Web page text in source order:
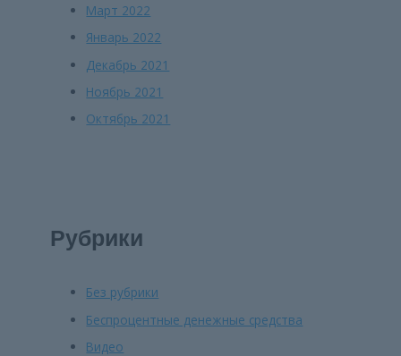
Март 2022
Январь 2022
Декабрь 2021
Ноябрь 2021
Октябрь 2021
Рубрики
Без рубрики
Беспроцентные денежные средства
Видео